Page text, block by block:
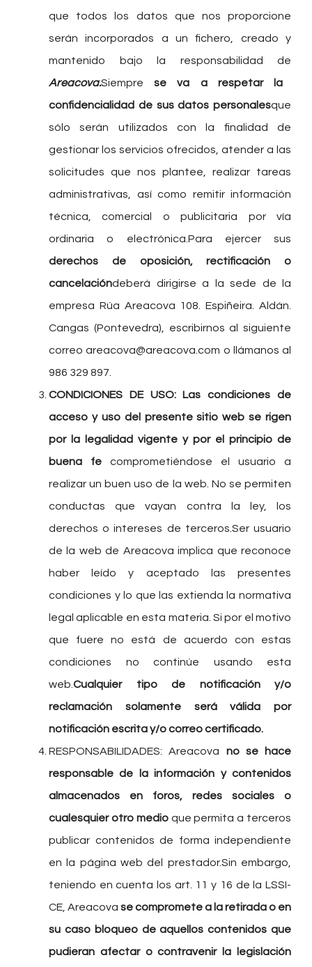
que todos los datos que nos proporcione
serán incorporados a un fichero, creado y
mantenido bajo la responsabilidad de
Areacova.Siempre se va a respetar la
confidencialidad de sus datos personalesque
sólo serán utilizados con la finalidad de
gestionar los servicios ofrecidos, atender a las
solicitudes que nos plantee, realizar tareas
administrativas, así como remitir información
técnica, comercial o publicitaria por vía
ordinaria o electrónica.Para ejercer sus
derechos de oposición, rectificación o
cancelacióndeberá dirigirse a la sede de la
empresa Rúa Areacova 108. Espiñeira. Aldán.
Cangas (Pontevedra), escribirnos al siguiente
correo areacova@areacova.com o llámanos al
986 329 897.
CONDICIONES DE USO:Las condiciones de
acceso y uso del presente sitio web se rigen
por la legalidad vigente y por el principio de
buena fe comprometiéndose el usuario a
realizar un buen uso de la web. No se permiten
conductas que vayan contra la ley, los
derechos o intereses de terceros.Ser usuario
de la web de Areacova implica que reconoce
haber leído y aceptado las presentes
condiciones y lo que las extienda la normativa
legal aplicable en esta materia. Si por el motivo
que fuere no está de acuerdo con estas
condiciones no continúe usando esta
web. Cualquier tipo de notificación y/o
reclamación solamente será válida por
notificación escrita y/o correo certificado.
RESPONSABILIDADES: Areacova no se hace
responsable de la información y contenidos
almacenados en foros, redes sociales o
cualesquier otro medioque permita a terceros
publicar contenidos de forma independiente
en la página web del prestador.Sin embargo,
teniendo en cuenta los art. 11 y 16 de la LSSI-
CE, Areacova se compromete a la retirada o en
su caso bloqueo de aquellos contenidos que
pudieran afectar o contravenir la legislación